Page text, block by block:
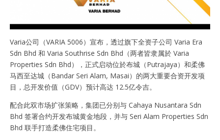
Varia公司（VARIA 5006）宣布，透过旗下全资子公司 Varia Era
Sdn Bhd 和 Varia Southrise Sdn Bhd（两者皆隶属於 Varia
Properties Sdn Bhd），正式启动位於布城（Putrajaya）和柔佛
马西至达城（Bandar Seri Alam, Masai）的两大重要合资开发项
目，总开发价值（GDV）预计高达 12.5亿令吉。
配合此双市场扩张策略，集团已分别与 Cahaya Nusantara Sdn
Bhd 签署合约开发布城黄金地段，并与 Seri Alam Properties Sdn
Bhd 联手打造柔佛住宅项目。